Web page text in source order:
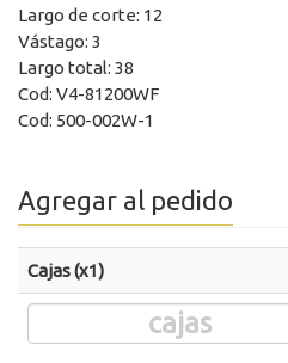
Largo de corte: 12
Vástago: 3
Largo total: 38
Cod: V4-81200WF
Cod: 500-002W-1
Agregar al pedido
Cajas (x1)